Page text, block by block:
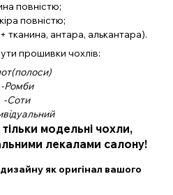
повністю;
повністю;
тканина, антара, алькантара).
прошивки чохлів:
-Ромби
-Соти
модельні чохли,
лекалами салону!
як оригінал вашого